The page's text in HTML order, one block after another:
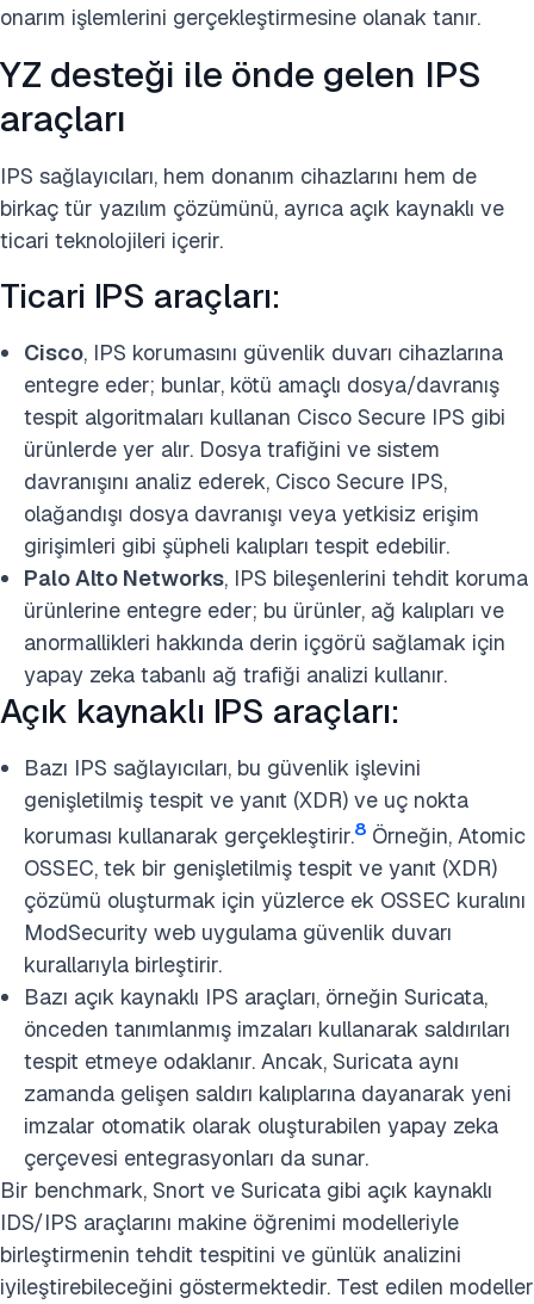
onarım işlemlerini gerçekleştirmesine olanak tanır.
YZ desteği ile önde gelen IPS
araçları
IPS sağlayıcıları, hem donanım cihazlarını hem de
birkaç tür yazılım çözümünü, ayrıca açık kaynaklı ve
ticari teknolojileri içerir.
Ticari IPS araçları:
Cisco, IPS korumasını güvenlik duvarı cihazlarına
entegre eder; bunlar, kötü amaçlı dosya/davranış
tespit algoritmaları kullanan Cisco Secure IPS gibi
ürünlerde yer alır. Dosya trafiğini ve sistem
davranışını analiz ederek, Cisco Secure IPS,
olağandışı dosya davranışı veya yetkisiz erişim
girişimleri gibi şüpheli kalıpları tespit edebilir.
Palo Alto Networks, IPS bileşenlerini tehdit koruma
ürünlerine entegre eder; bu ürünler, ağ kalıpları ve
anormallikleri hakkında derin içgörü sağlamak için
yapay zeka tabanlı ağ trafiği analizi kullanır.
Açık kaynaklı IPS araçları:
Bazı IPS sağlayıcıları, bu güvenlik işlevini
genişletilmiş tespit ve yanıt (XDR) ve uç nokta
koruması kullanarak gerçekleştirir.8 Örneğin, Atomic
OSSEC, tek bir genişletilmiş tespit ve yanıt (XDR)
çözümü oluşturmak için yüzlerce ek OSSEC kuralını
ModSecurity web uygulama güvenlik duvarı
kurallarıyla birleştirir.
Bazı açık kaynaklı IPS araçları, örneğin Suricata,
önceden tanımlanmış imzaları kullanarak saldırıları
tespit etmeye odaklanır. Ancak, Suricata aynı
zamanda gelişen saldırı kalıplarına dayanarak yeni
imzalar otomatik olarak oluşturabilen yapay zeka
çerçevesi entegrasyonları da sunar.
Bir benchmark, Snort ve Suricata gibi açık kaynaklı
IDS/IPS araçlarını makine öğrenimi modelleriyle
birleştirmenin tehdit tespitini ve günlük analizini
iyileştirebileceğini göstermektedir. Test edilen modeller